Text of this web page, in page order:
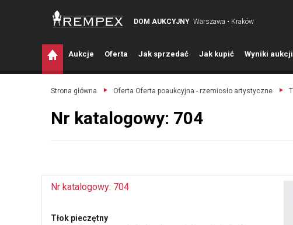
DOM AUKCYJNY Warszawa • Kraków
Aukcje Oferta Jak sprzedać Jak kupić Wyniki aukcji
Strona główna Oferta Oferta poaukcyjna - rzemiosło artystyczne
Nr katalogowy: 704
Nr katalogowy: 704
Tłok pieczętny